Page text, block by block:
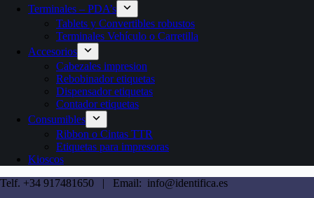
Terminales – PDA’s
Tablets y Convertibles robustos
Terminales Vehículo o Carretilla
Accesorios
Cabezales impresion
Rebobinador etiquetas
Dispensador etiquetas
Contador etiquetas
Consumibles
Ribbon o Cintas TTR
Etiquetas para impresoras
Kioscos
Telf. +34 917481650 | Email: info@identifica.es